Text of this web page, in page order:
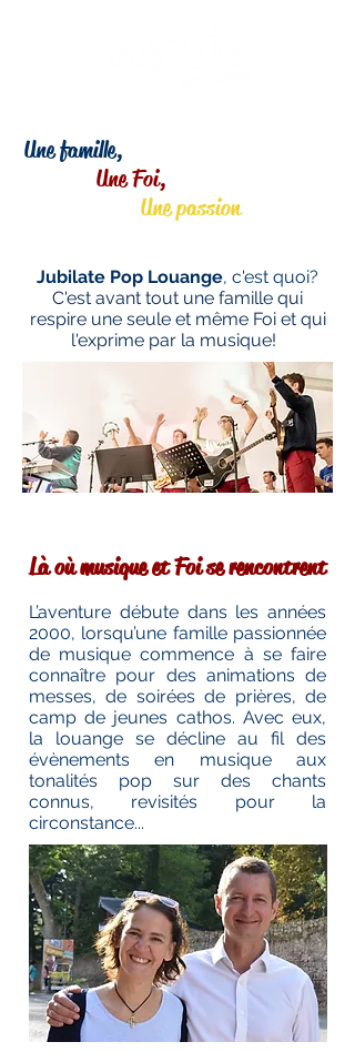
Une famille,
Une Foi,
Une passion
Jubilate Pop Louange, c'est quoi?
C'est avant tout une famille qui
respire une seule et même Foi et qui
l'exprime par la musique!
Là où musique et Foi se rencontrent
L’aventure débute dans les années
2000, lorsqu’une famille passionnée
de musique commence à se faire
connaître pour des animations de
messes, de soirées de prières, de
camp de jeunes cathos. Avec eux,
la louange se décline au fil des
évènements en musique aux
tonalités pop sur des chants
connus, revisités pour la
circonstance...